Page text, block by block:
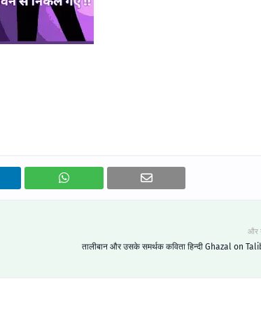
और
तालीबान और उसके समर्थक कविता हिन्दी Ghazal on